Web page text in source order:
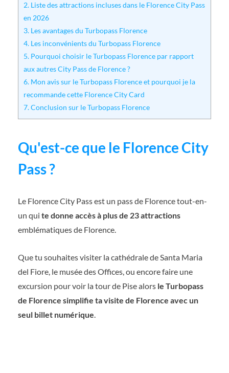
2. Liste des attractions incluses dans le Florence City Pass
en 2026
3. Les avantages du Turbopass Florence
4. Les inconvénients du Turbopass Florence
5. Pourquoi choisir le Turbopass Florence par rapport
aux autres City Pass de Florence ?
6. Mon avis sur le Turbopass Florence et pourquoi je la
recommande cette Florence City Card
7.Conclusion sur le Turbopass Florence
Qu'est-ce que le Florence City
Pass ?
Le Florence City Pass est un pass de Florence tout-en-
un qui te donne accès à plus de 23 attractions
emblématiques de Florence.
Que tu souhaites visiter la cathédrale de Santa Maria
del Fiore, le musée des Offices, ou encore faire une
excursion pour voir la tour de Pise alors le Turbopass
de Florence simplifie ta visite de Florence avec un
seul billet numérique